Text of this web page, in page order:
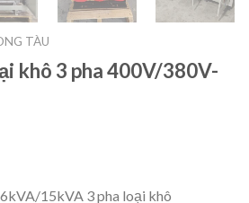
TÀU
khô 3 pha 400V/380V-
15kVA 3 pha loại khô